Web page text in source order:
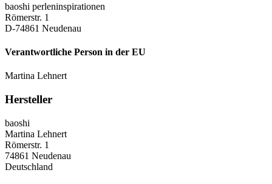
baoshi perleninspirationen
Römerstr. 1
D-74861 Neudenau
Verantwortliche Person in der EU
Martina Lehnert
Hersteller
baoshi
Martina Lehnert
Römerstr. 1
74861 Neudenau
Deutschland